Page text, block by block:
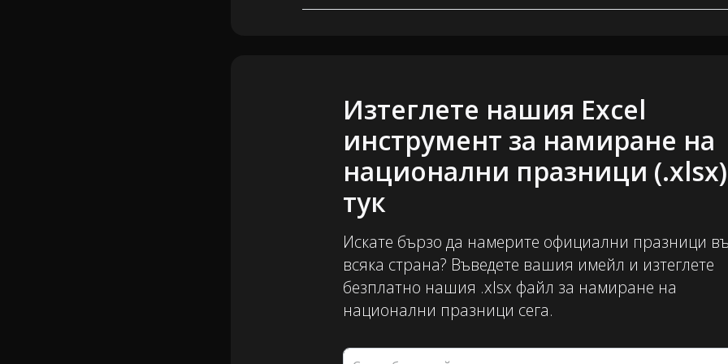
Изтеглете нашия Excel
инструмент за намиране на
национални празници (.xlsx)
тук
Искате бързо да намерите официални празници
всяка страна? Въведете вашия имейл и изтеглете
безплатно нашия .xlsx файл за намиране на
национални празници сега.